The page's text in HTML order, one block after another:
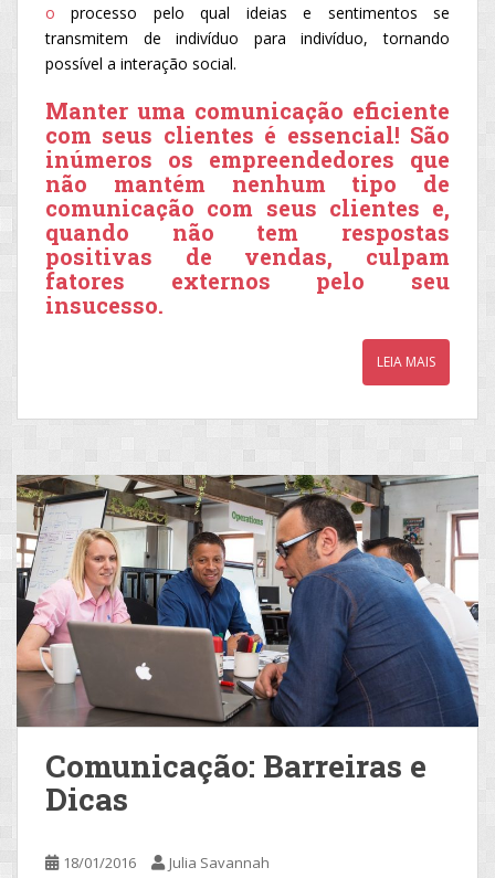
oprocesso pelo qual ideias e sentimentos se
transmitem de indivíduo para indivíduo, tornando
possível a interação social.
Manter uma comunicação eficiente
com seus clientes é essencial! São
inúmeros os empreendedores que
não mantém nenhum tipo de
comunicação com seus clientes e,
quando não tem respostas
positivas de vendas, culpam
fatores externos pelo seu
insucesso.
LEIA MAIS
Comunicação: Barreiras e
Dicas
18/01/2016 Julia Savannah